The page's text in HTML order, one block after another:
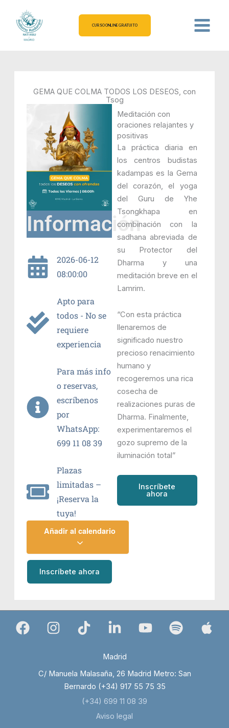
contenido
CURSO ONLINE GRATUITO
GEMA QUE COLMA TODOS LOS DESEOS, con
Tsog
Información
2026-06-12
08:00:00
Apto para
todos - No se
requiere
experiencia
Para más info
o reservas,
escríbenos
por
WhatsApp:
699 11 08 39
Plazas
limitadas –
¡Reserva la
tuya!
Inscríbete ahora
Meditación con
oraciones relajantes y
positivas
La práctica diaria en
los centros budistas
kadampas es la Gema
del corazón, el yoga
del Guru de Yhe
Tsongkhapa en
combinación con la
sadhana abreviada de
su Protector del
Dharma y una
meditación breve en el
Lamrim.
“Con esta práctica
llenaremos de
significado nuestro
precioso renacimiento
humano y
recogeremos una rica
cosecha de
realizaciones puras de
Dharma. Finalmente,
experimentaremos el
gozo supremo de la
iluminación total”
Inscríbete
ahora
Madrid
C/ Manuela Malasaña, 26 Madrid Metro: San
Bernardo (+34) 917 55 75 35
(+34) 699 11 08 39
Aviso legal